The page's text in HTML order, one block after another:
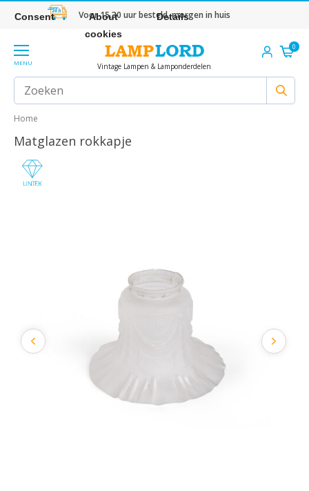
Voor 15.30 uur besteld, morgen in huis
MENU Vintage Lampen & Lamponderdelen
0
Home
Matglazen rokkapje
Consent
About
cookies
Details